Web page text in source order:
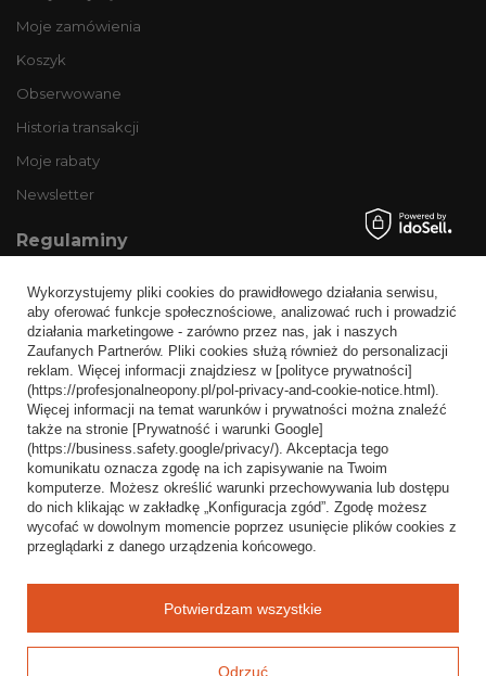
Moje zamówienia
Koszyk
Obserwowane
Historia transakcji
Moje rabaty
Newsletter
Regulaminy
Wysyłka
Sposoby płatności i prowizje
Regulamin
Polityka prywatności
Odstąpienie od umowy
Popularne kategorie
Opony bezdętkowe
Opony dętkowe
Wykorzystujemy pliki cookies do prawidłowego działania serwisu,
aby oferować funkcje społecznościowe, analizować ruch i prowadzić
działania marketingowe - zarówno przez nas, jak i naszych
Zaufanych Partnerów. Pliki cookies służą również do personalizacji
reklam. Więcej informacji znajdziesz w [polityce prywatności]
(https://profesjonalneopony.pl/pol-privacy-and-cookie-notice.html).
Więcej informacji na temat warunków i prywatności można znaleźć
także na stronie [Prywatność i warunki Google]
(https://business.safety.google/privacy/). Akceptacja tego
komunikatu oznacza zgodę na ich zapisywanie na Twoim
komputerze. Możesz określić warunki przechowywania lub dostępu
do nich klikając w zakładkę „Konfiguracja zgód”. Zgodę możesz
wycofać w dowolnym momencie poprzez usunięcie plików cookies z
przeglądarki z danego urządzenia końcowego.
Odrzuć
Potwierdzam wszystkie